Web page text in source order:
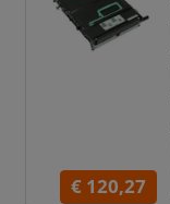
€ 120,27